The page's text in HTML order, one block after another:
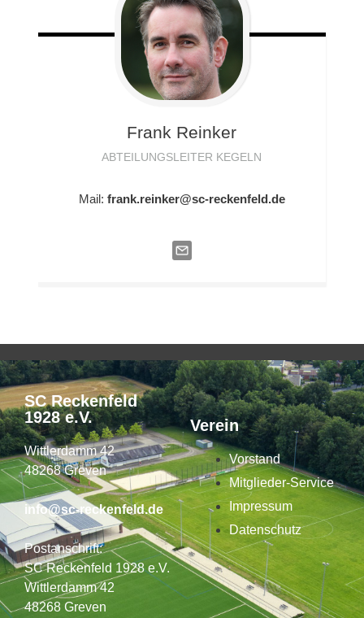
Frank Reinker
ABTEILUNGSLEITER KEGELN
Mail: frank.reinker@sc-reckenfeld.de
SC Reckenfeld
1928 e.V.
Wittlerdamm 42
48268 Greven
info@sc-reckenfeld.de
Postanschrift:
SC Reckenfeld 1928 e.V.
Wittlerdamm 42
48268 Greven
Verein
Vorstand
Mitglieder-Service
Impressum
Datenschutz